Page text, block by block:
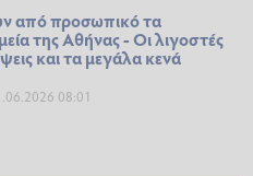
από προσωπικό τα
της Αθήνας - Οι λιγοστές
και τα μεγάλα κενά
08:01